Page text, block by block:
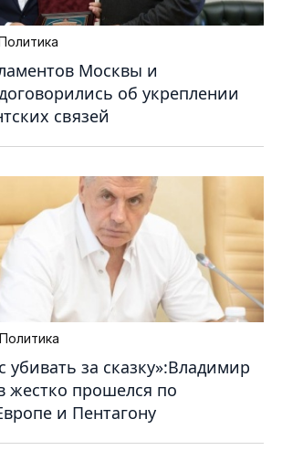
Политика
Москвы и
об укреплении
связей
Политика
убивать за сказку»:Владимир
жестко прошелся по
и Пентагону